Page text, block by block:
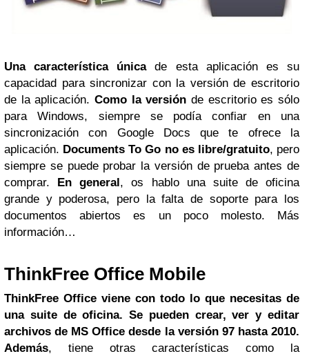
Una característica únicade esta aplicación es su
capacidad para sincronizar con la versión de escritorio
de la aplicación. Como la versión de escritorio es sólo
para Windows, siempre se podía confiar en una
sincronización con Google Docs que te ofrece la
aplicación. Documents To Go no es libre/gratuito, pero
siempre se puede probar la versión de prueba antes de
comprar.
En general , os hablo una suite de oficina
grande y poderosa, pero la falta de soporte para los
documentos abiertos es un poco molesto. Más
información…
ThinkFree Office Mobile
ThinkFree Office viene con todo lo que necesitas de
una suite de oficina. Se pueden crear, ver y editar
archivos de MS Office desde la versión 97 hasta 2010.
Además, tiene otras características como la